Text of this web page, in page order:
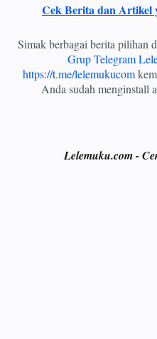
Cek Berita dan Artikel
Simak berbagai berita pilihan
Grup Telegram
https://t.me/lelemukucom
Anda sudah menginstall
Lelemuku.com -